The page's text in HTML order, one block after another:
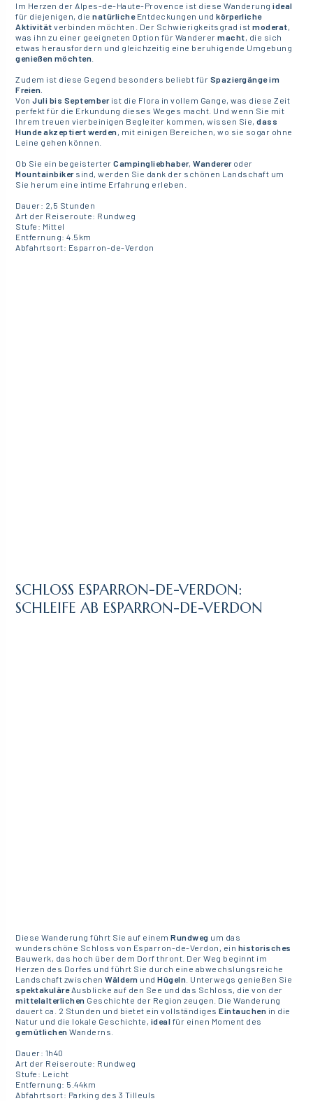
Im Herzen der Alpes-de-Haute-Provence ist diese Wanderungideal
für diejenigen, dienatürliche Entdeckungen undkörperliche
Aktivität verbinden möchten. Der Schwierigkeitsgrad istmoderat,
was ihn zu einer geeigneten Option für Wanderermacht, die sich
etwas herausfordern und gleichzeitig eine beruhigende Umgebung
genießen möchten
Zudem ist diese Gegend besonders beliebt für Spaziergänge im
Freien.
VonJuli bis Septemberist die Flora in vollem Gange, was diese Zeit
perfekt für die Erkundung dieses Weges macht. Und wenn Sie mit
Ihrem treuen vierbeinigen Begleiter kommen, wissen Sie, dass
Hunde akzeptiert werden, mit einigen Bereichen, wo sie sogar ohne
Leine gehen können.
Ob Sie ein begeisterterCampingliebhaber,Wanderer oder
Mountainbiker sind, werden Sie dank der schönen Landschaft um
Sie herum eine intime Erfahrung erleben.
Dauer: 2,5 Stunden
Art der Reiseroute: Rundweg
Stufe: Mittel
Entfernung: 4.5km
Abfahrtsort: Esparron-de-Verdon
SCHLOSS ESPARRON-DE-VERDON:
SCHLEIFE AB ESPARRON-DE-VERDON
Diese Wanderung führt Sie auf einemRundweg um das
wunderschöne Schloss von Esparron-de-Verdon, ein historisches
Bauwerk, das hoch über dem Dorf thront. Der Weg beginnt im
Herzen des Dorfes und führt Sie durch eine abwechslungsreiche
Landschaft zwischenWäldern undHügeln . Unterwegs genießen Sie
spektakuläre Ausblicke auf den See und das Schloss, die von der
mittelalterlichen Geschichte der Region zeugen. Die Wanderung
dauert ca. 2 Stunden und bietet ein vollständigesEintauchen in die
Natur und die lokale Geschichte, ideal für einen Moment des
gemütlichenWanderns.
Dauer: 1h40
Art der Reiseroute: Rundweg
Stufe: Leicht
Entfernung: 5.44km
Abfahrtsort: Parking des 3 Tilleuls